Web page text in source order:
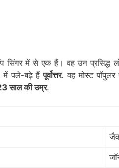
सिंगर में से एक हैं। वह उन प्रसिद्ध
में पले-बढ़े हैंपूर्वोत्तर. वह मोस्ट
साल की उम्र.